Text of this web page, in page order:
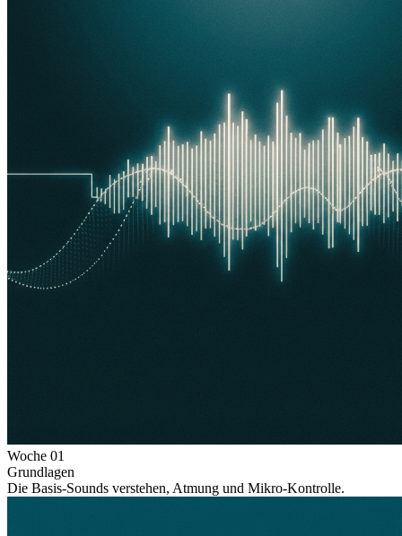
Woche 01
Grundlagen
Die Basis-Sounds verstehen, Atmung und Mikro-Kontrolle.